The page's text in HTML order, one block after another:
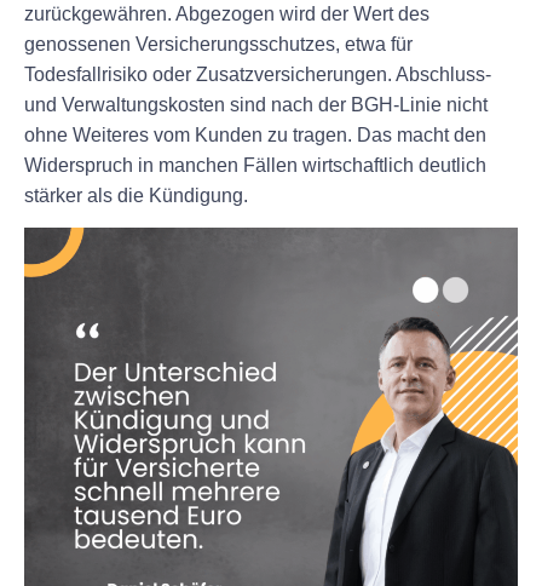
zurückgewähren. Abgezogen wird der Wert des
genossenen Versicherungsschutzes, etwa für
Todesfallrisiko oder Zusatzversicherungen. Abschluss-
und Verwaltungskosten sind nach der BGH-Linie nicht
ohne Weiteres vom Kunden zu tragen. Das macht den
Widerspruch in manchen Fällen wirtschaftlich deutlich
stärker als die Kündigung.